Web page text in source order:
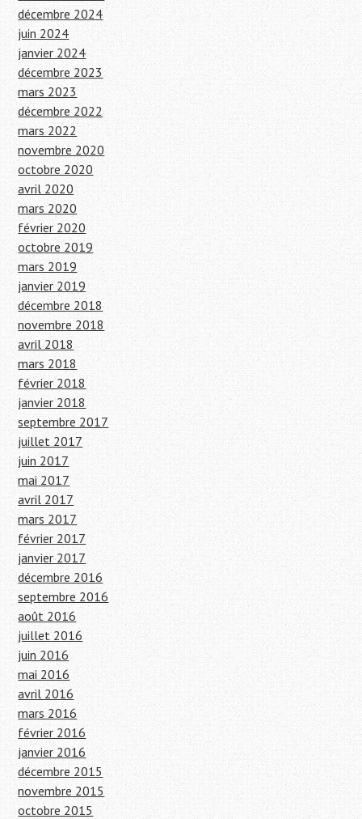
décembre 2024
juin 2024
janvier 2024
décembre 2023
mars 2023
décembre 2022
mars 2022
novembre 2020
octobre 2020
avril 2020
mars 2020
février 2020
octobre 2019
mars 2019
janvier 2019
décembre 2018
novembre 2018
avril 2018
mars 2018
février 2018
janvier 2018
septembre 2017
juillet 2017
juin 2017
mai 2017
avril 2017
mars 2017
février 2017
janvier 2017
décembre 2016
septembre 2016
août 2016
juillet 2016
juin 2016
mai 2016
avril 2016
mars 2016
février 2016
janvier 2016
décembre 2015
novembre 2015
octobre 2015